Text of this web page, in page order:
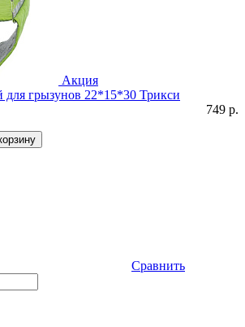
Акция
для грызунов 22*15*30 Трикси
749 р.
Сравнить